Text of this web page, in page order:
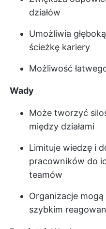
działów
Umożliwia
ścieżkę kariery
Możliwość
Wady
Może tworzyć
między działami
Limituje wiedzę i
pracowników do
teamów
Organizacje
szybkim